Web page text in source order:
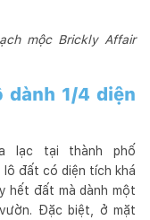
mộc Brickly Affair
dành 1/4 diện
lạc tại thành phố
lô đất có diện tích khá
hết đất mà dành một
Đặc biệt, ở mặt